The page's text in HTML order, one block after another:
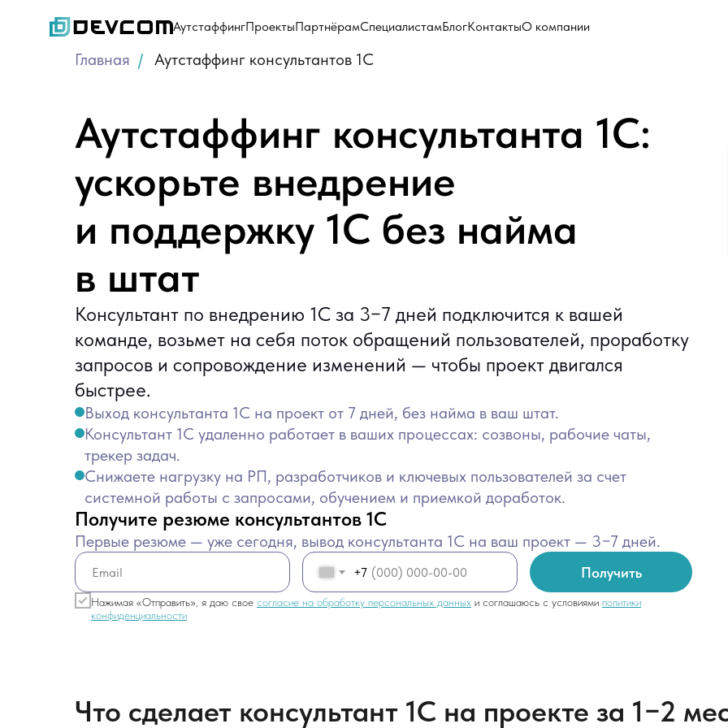
АутстаффингПроектыПартнёрамСпециалистамБлогКонтактыО компании
Главная / Аутстаффинг консультантов 1С
Аутстаффинг консультанта 1С:
ускорьте внедрение
и поддержку 1С без найма
в штат
Консультант по внедрению 1С за 3−7 дней подключится к вашей
команде, возьмет на себя поток обращений пользователей, проработку
запросов и сопровождение изменений — чтобы проект двигался
быстрее.
Выход консультанта 1С на проект от 7 дней, без найма в ваш штат.
Консультант 1С удаленно работает в ваших процессах: созвоны, рабочие чаты,
трекер задач.
Снижаете нагрузку на РП, разработчиков и ключевых пользователей за счет
системной работы с запросами, обучением и приемкой доработок.
Получите резюме консультантов 1С
Первые резюме — уже сегодня, вывод консультанта 1С на ваш проект — 3−7 дней.
+7
Нажимая «Отправить», я даю свое согласие на обработку персональных данных и соглашаюсь с условиями политики
конфиденциальности
Получить
Что сделает консультант 1С на проекте за 1−2